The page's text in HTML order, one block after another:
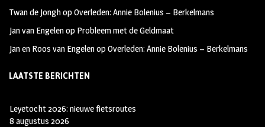
Twan de JonghopOverleden: Annie Bolenius – Berkelmans
Jan van Engelenop Probleem met de Geldmaat
Jan en Roos van EngelenopOverleden: Annie Bolenius – Berkelmans
LAATSTE BERICHTEN
Leyetocht 2026: nieuwe fietsroutes
8 augustus 2026